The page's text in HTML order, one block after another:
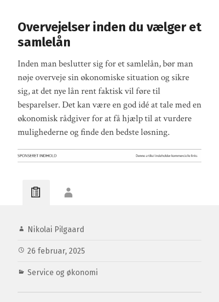
Overvejelser inden du vælger et
samlelån
Inden man beslutter sig for et samlelån, bør man
nøje overveje sin økonomiske situation og sikre
sig, at det nye lån rent faktisk vil føre til
besparelser. Det kan være en god idé at tale med en
økonomisk rådgiver for at få hjælp til at vurdere
mulighederne og finde den bedste løsning.
Nikolai Pilgaard
26 februar, 2025
Service og økonomi